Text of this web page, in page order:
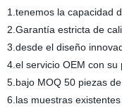
1.tenemos la capacidad
2.Garantía estricta de
3.desde el diseño
4.el servicio OEM con
5.bajo MOQ 50 piezas
6.las muestras